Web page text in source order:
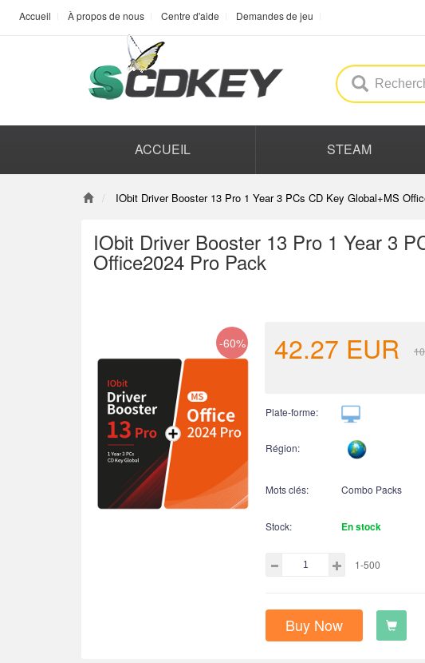
Accueil À propos de nous Centre d'aide Demandes de jeu
ACCUEIL STEAM
IObit Driver Booster 13 Pro 1 Year 3 PCs CD Key Global+MS
IObit Driver Booster 13 Pro 1 Year 3
Office2024 Pro Pack
-60% 42.27 EUR
Plate-forme:
Région:
Mots clés: Combo Packs
Stock: En stock
1-500
Buy Now